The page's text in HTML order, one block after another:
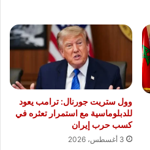
وول ستريت جورنال: ترامب يعود
للدبلوماسية مع استمرار تعثره في
كسب حرب إيران
3 أغسطس، 2026